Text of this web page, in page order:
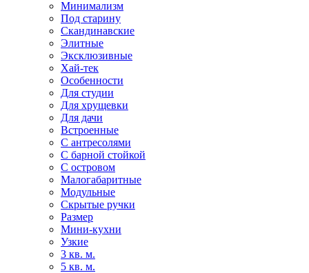
Минимализм
Под старину
Скандинавские
Элитные
Эксклюзивные
Хай-тек
Особенности
Для студии
Для хрущевки
Для дачи
Встроенные
С антресолями
С барной стойкой
С островом
Малогабаритные
Модульные
Скрытые ручки
Размер
Мини-кухни
Узкие
3 кв. м.
5 кв. м.